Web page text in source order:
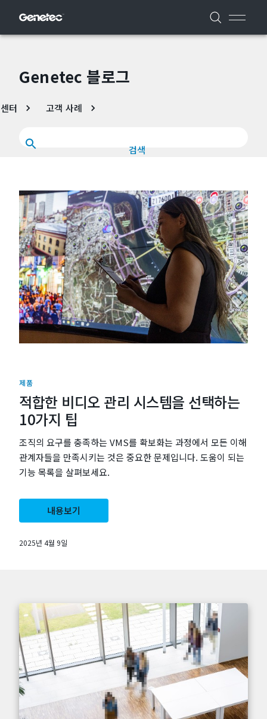
Genetec 블로그
터 고객 사례
검색
제품
적합한 비디오 관리 시스템을 선택하는
10가지 팁
조직의 요구를 충족하는 VMS를 확보화는 과정에서 모든 이해
관계자들을 만족시키는 것은 중요한 문제입니다. 도움이 되는
기능 목록을 살펴보세요.
내용보기
2025년 4월 9일